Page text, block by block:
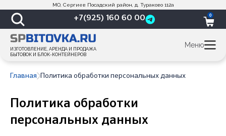
МО, Сергиев Посадский район, д. Тураково 112а
ИЗГОТОВЛЕНИЕ, АРЕНДА И ПРОДАЖА
БЫТОВОК И БЛОК-КОНТЕЙНЕРОВ
+7(925) 160 60 00 0
Меню
Главная Политика обработки персональных данных
Политика обработки
персональных данных